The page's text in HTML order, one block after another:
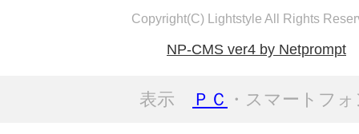
Copyright(C) Lightstyle All Rights
NP-CMS ver4 by Netprompt
表示 ＰＣ ・スマートフ